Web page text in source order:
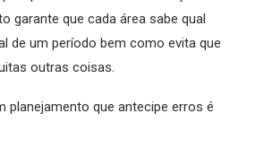
garante que cada área sabe qual
de um período bem como evita que
outras coisas.
planejamento que antecipe erros é